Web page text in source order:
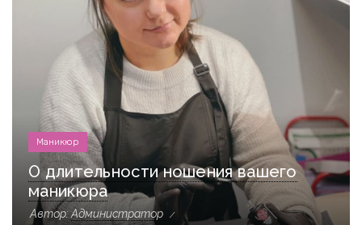
Маникюр
О длительности ношения вашего
маникюра
Автор:Администратор